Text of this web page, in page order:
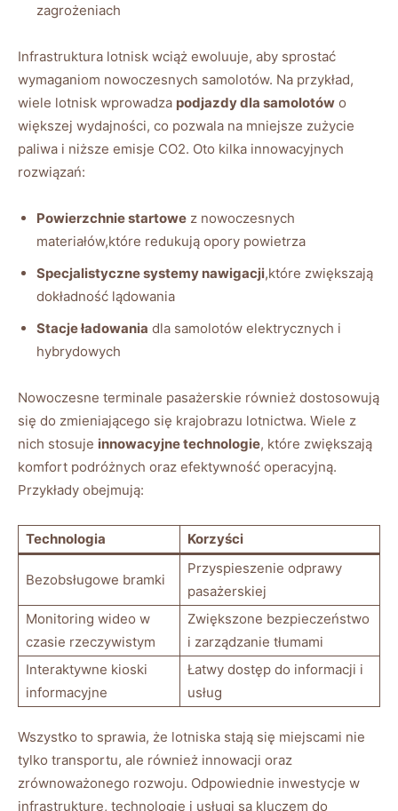
zagrożeniach
Infrastruktura lotnisk wciąż ewoluuje, aby sprostać
wymaganiom nowoczesnych samolotów. Na przykład,
wiele lotnisk wprowadza podjazdy dla samolotów o
większej wydajności, co pozwala na mniejsze zużycie
paliwa i niższe emisje CO2. Oto kilka innowacyjnych
rozwiązań:
Powierzchnie startowe z nowoczesnych
materiałów,które redukują opory powietrza
Specjalistyczne systemy nawigacji,które zwiększają
dokładność lądowania
Stacje ładowania dla samolotów elektrycznych i
hybrydowych
Nowoczesne terminale pasażerskie również dostosowują
się do zmieniającego się krajobrazu lotnictwa. Wiele z
nich stosuje innowacyjne technologie, które zwiększają
komfort podróżnych oraz efektywność operacyjną.
Przykłady obejmują:
Technologia Korzyści
Bezobsługowe bramki
Przyspieszenie odprawy
pasażerskiej
Monitoring wideo w
czasie rzeczywistym
Zwiększone bezpieczeństwo
i zarządzanie tłumami
Interaktywne kioski
informacyjne
Łatwy dostęp do informacji i
usług
Wszystko to sprawia, że lotniska stają się miejscami nie
tylko transportu, ale również innowacji oraz
zrównoważonego rozwoju. Odpowiednie inwestycje w
infrastrukturę, technologię i usługi są kluczem do